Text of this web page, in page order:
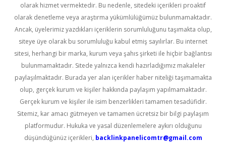
olarak hizmet vermektedir. Bu nedenle, sitedeki içerikleri proaktif
olarak denetleme veya araştırma yükümlülüğümüz bulunmamaktadır.
Ancak, üyelerimiz yazdıkları içeriklerin sorumluluğunu taşımakta olup,
siteye üye olarak bu sorumluluğu kabul etmiş sayılırlar. Bu internet
sitesi, herhangi bir marka, kurum veya şahıs şirketi ile hiçbir bağlantısı
bulunmamaktadır. Sitede yalnızca kendi hazırladığımız makaleler
paylaşılmaktadır. Burada yer alan içerikler haber niteliği taşımamakta
olup, gerçek kurum ve kişiler hakkında paylaşım yapılmamaktadır.
Gerçek kurum ve kişiler ile isim benzerlikleri tamamen tesadüfidir.
Sitemiz, kar amacı gütmeyen ve tamamen ücretsiz bir bilgi paylaşım
platformudur. Hukuka ve yasal düzenlemelere aykırı olduğunu
düşündüğünüz içerikleri, backlinkpanelicomtr@gmail.com